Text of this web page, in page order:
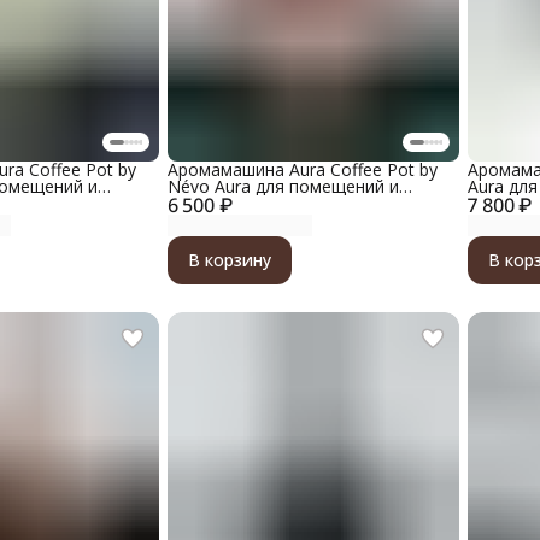
Coffee Pot by
и
корпуса
зеленый
6 500 ₽
Аромамашина Aura Coffee Pot by
Névo Aura для помещений и
автомобилей, материал корпуса
пластик, цвет шоколадный
В корзину
7 800 ₽
Aura
корпус,
В